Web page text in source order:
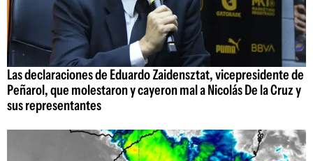
Las declaraciones de Eduardo Zaidensztat, vicepresidente de
Peñarol, que molestaron y cayeron mal a Nicolás De la Cruz y
sus representantes